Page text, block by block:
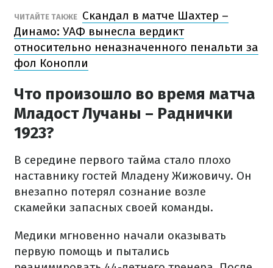
ЧИТАЙТЕ ТАКЖЕ Скандал в матче Шахтер –
Динамо: УАФ вынесла вердикт
относительно неназначенного пенальти за
фол Конопли
Что произошло во время матча
Младост Лучаны – Раднички
1923?
В середине первого тайма стало плохо
наставнику гостей Младену Жижовичу. Он
внезапно потерял сознание возле
скамейки запасных своей команды.
Медики мгновенно начали оказывать
первую помощь и пытались